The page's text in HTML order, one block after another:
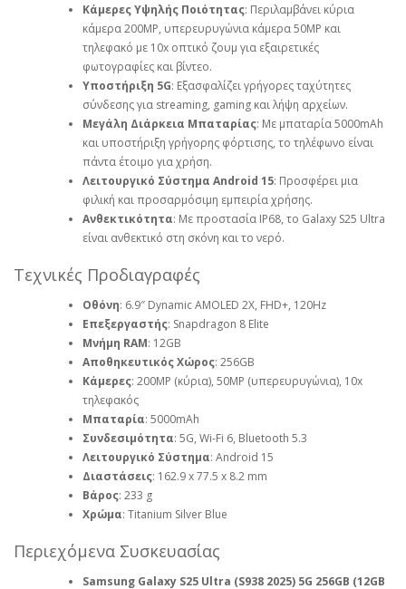
Κάμερες Υψηλής Ποιότητας: Περιλαμβάνει κύρια
κάμερα 200MP, υπερευρυγώνια κάμερα 50MP και
τηλεφακό με 10x οπτικό ζουμ για εξαιρετικές
φωτογραφίες και βίντεο.
Υποστήριξη 5G: Εξασφαλίζει γρήγορες ταχύτητες
σύνδεσης για streaming, gaming και λήψη αρχείων.
Μεγάλη Διάρκεια Μπαταρίας: Με μπαταρία 5000mAh
και υποστήριξη γρήγορης φόρτισης, το τηλέφωνο είναι
πάντα έτοιμο για χρήση.
Λειτουργικό Σύστημα Android 15: Προσφέρει μια
φιλική και προσαρμόσιμη εμπειρία χρήσης.
Ανθεκτικότητα: Με προστασία IP68, το Galaxy S25 Ultra
είναι ανθεκτικό στη σκόνη και το νερό.
Τεχνικές Προδιαγραφές
Οθόνη: 6.9″ Dynamic AMOLED 2X, FHD+, 120Hz
Επεξεργαστής: Snapdragon 8 Elite
Μνήμη RAM: 12GB
Αποθηκευτικός Χώρος: 256GB
Κάμερες: 200MP (κύρια), 50MP (υπερευρυγώνια), 10x
τηλεφακός
Μπαταρία: 5000mAh
Συνδεσιμότητα: 5G, Wi-Fi 6, Bluetooth 5.3
Λειτουργικό Σύστημα: Android 15
Διαστάσεις: 162.9 x 77.5 x 8.2 mm
Βάρος: 233 g
Χρώμα: Titanium Silver Blue
Περιεχόμενα Συσκευασίας
Samsung Galaxy S25 Ultra (S938 2025) 5G 256GB (12GB